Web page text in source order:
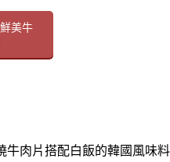
美牛
牛肉片搭配白飯的韓國風味料